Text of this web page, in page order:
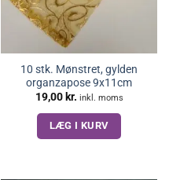
10 stk. Mønstret, gylden
organzapose 9x11cm
19,00 kr. inkl. moms
LÆG I KURV